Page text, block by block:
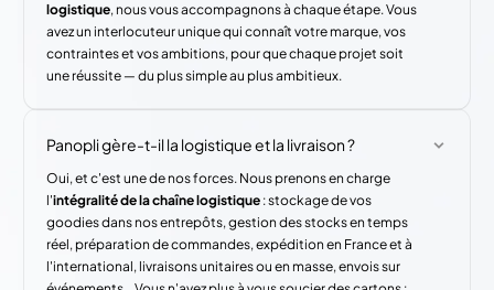
logistique, nous vous accompagnons à chaque étape. Vous
avez un interlocuteur unique qui connaît votre marque, vos
contraintes et vos ambitions, pour que chaque projet soit
une réussite — du plus simple au plus ambitieux.
Panopli gère-t-il la logistique et la livraison ?
Oui, et c'est une de nos forces. Nous prenons en charge
l'intégralité de la chaîne logistique : stockage de vos
goodies dans nos entrepôts, gestion des stocks en temps
réel, préparation de commandes, expédition en France et à
l'international, livraisons unitaires ou en masse, envois sur